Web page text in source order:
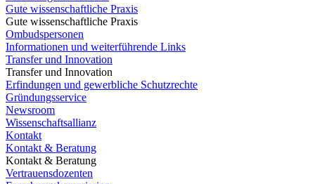
Gute wissenschaftliche Praxis
Gute wissenschaftliche Praxis
Ombudspersonen
Informationen und weiterführende Links
Transfer und Innovation
Transfer und Innovation
Erfindungen und gewerbliche Schutzrechte
Gründungsservice
Newsroom
Wissenschaftsallianz
Kontakt
Kontakt & Beratung
Kontakt & Beratung
Vertrauensdozenten